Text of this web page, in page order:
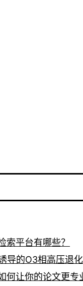
索平台有哪些？
导的O3相高压退
何让你的论文更专